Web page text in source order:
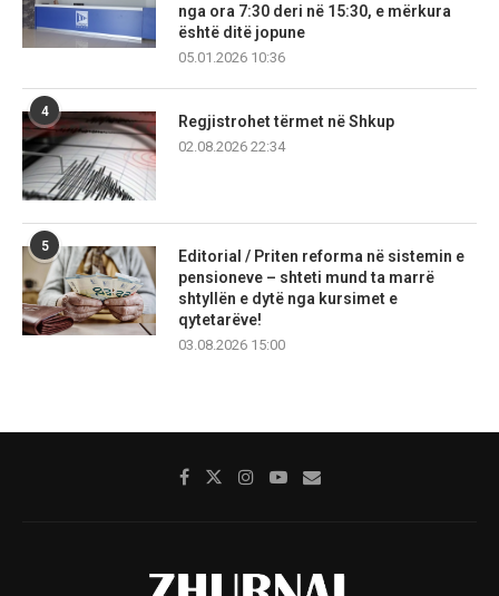
nga ora 7:30 deri në 15:30, e mërkura
është ditë jopune
05.01.2026 10:36
4
Regjistrohet tërmet në Shkup
02.08.2026 22:34
5
Editorial / Priten reforma në sistemin e
pensioneve – shteti mund ta marrë
shtyllën e dytë nga kursimet e
qytetarëve!
03.08.2026 15:00